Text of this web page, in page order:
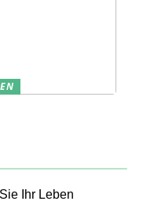
Ihr Leben